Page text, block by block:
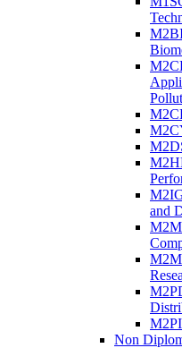
and
Non